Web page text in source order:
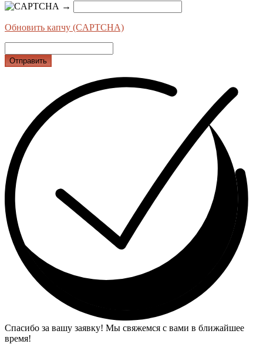
→
Обновить капчу (CAPTCHA)
Отправить
Спасибо за вашу заявку! Мы свяжемся с вами в ближайшее
время!